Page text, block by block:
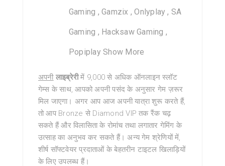
Gaming , Gamzix , Onlyplay , SA
Gaming , Hacksaw Gaming ,
Popiplay Show More
अपनी लाइब्रेरीमें 9,000 से अधिक ऑनलाइन स्लॉट
गेम्स के साथ, आपको अपनी पसंद के अनुसार गेम ज़रूर
मिल जाएगा। अगर आप आज अपनी यात्रा शुरू करते हैं,
तो आप Bronze से Diamond VIP तक रैंक चढ़
सकते हैं और विलासिता के रोमांच तथा लगातार गेमिंग के
उत्साह का अनुभव कर सकते हैं। अन्य गेम श्रेणियों में,
शीर्ष सॉफ्टवेयर प्रदाताओं के बेहतरीन टाइटल खिलाड़ियों
के लिए उपलब्ध हैं।